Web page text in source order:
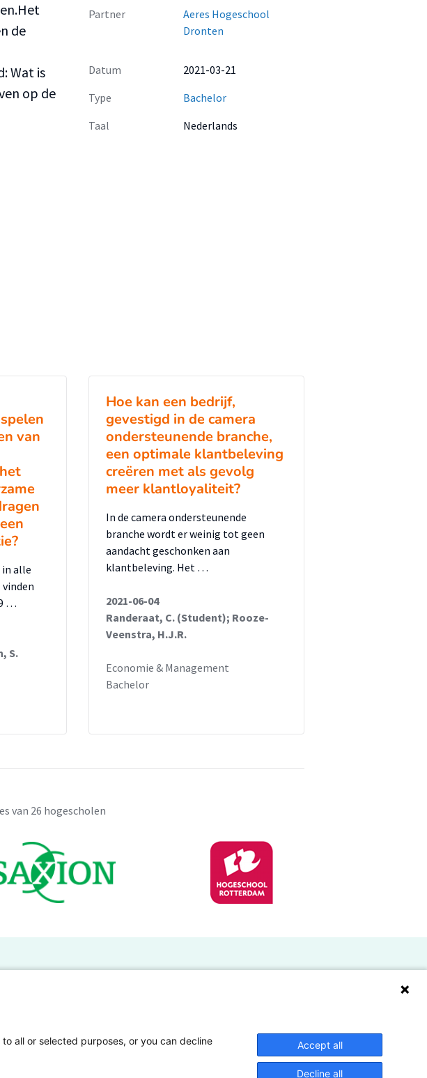
de
Wat is
op de
Partner
Aeres Hogeschool
Dronten
Datum
2021-03-21
Type
Bachelor
Taal
Nederlands
van
alle
…
S.
Hoe kan een bedrijf,
gevestigd in de camera
ondersteunende branche,
een optimale klantbeleving
creëren met als gevolg
meer klantloyaliteit?
In de camera ondersteunende
branche wordt er weinig tot geen
aandacht geschonken aan
klantbeleving. Het …
2021-06-04
Randeraat, C. (Student); Rooze-
Veenstra, H.J.R.
Economie & Management
Bachelor
van 26 hogescholen
vragen
Lectoren en onderzoekers
all or selected purposes, or you can decline
Accept all
Decline all